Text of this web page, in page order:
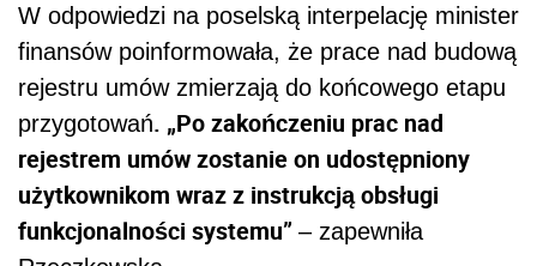
W odpowiedzi na poselską interpelację minister
finansów poinformowała, że prace nad budową
rejestru umów zmierzają do końcowego etapu
przygotowań. „Po zakończeniu prac nad
rejestrem umów zostanie on udostępniony
użytkownikom wraz z instrukcją obsługi
funkcjonalności systemu” – zapewniła